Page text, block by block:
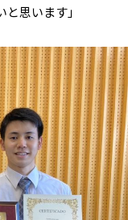
思います」